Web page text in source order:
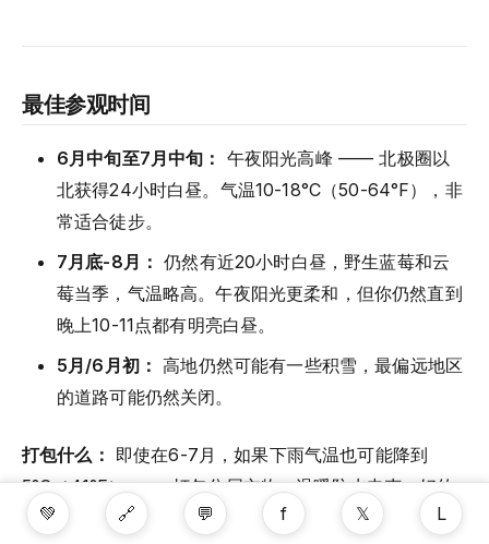
最佳参观时间
6月中旬至7月中旬： 午夜阳光高峰 —— 北极圈以
北获得24小时白昼。气温10-18°C（50-64°F），非
常适合徒步。
7月底-8月： 仍然有近20小时白昼，野生蓝莓和云
莓当季，气温略高。午夜阳光更柔和，但你仍然直到
晚上10-11点都有明亮白昼。
5月/6月初： 高地仍然可能有一些积雪，最偏远地区
的道路可能仍然关闭。
打包什么： 即使在6-7月，如果下雨气温也可能降到
5°C（41°F） —— 打包分层衣物、温暖防水夹克、好的
徒步鞋、防晒霜（即使太阳低在地平线上依然强烈）、驱
💚 🔗 💬 f 𝕏 L